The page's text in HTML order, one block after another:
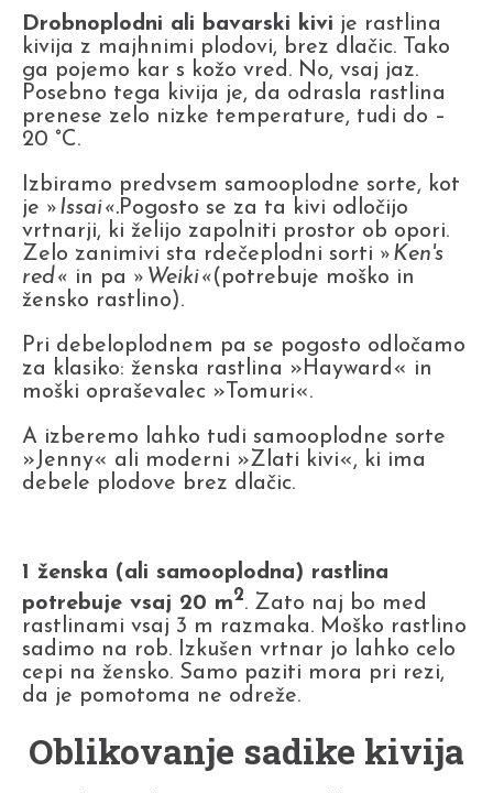
Drobnoplodni ali bavarski kivi je rastlina
kivija z majhnimi plodovi, brez dlačic. Tako
ga pojemo kar s kožo vred. No, vsaj jaz.
Posebno tega kivija je, da odrasla rastlina
prenese zelo nizke temperature, tudi do –
20 °C.
Izbiramo predvsem samooplodne sorte, kot
je »Issai«.Pogosto se za ta kivi odločijo
vrtnarji, ki želijo zapolniti prostor ob opori.
Zelo zanimivi sta rdečeplodni sorti »Ken's
red« in pa »Weiki«(potrebuje moško in
žensko rastlino).
Pri debeloplodnem pa se pogosto odločamo
za klasiko: ženska rastlina »Hayward« in
moški opraševalec »Tomuri«.
A izberemo lahko tudi samooplodne sorte
»Jenny« ali moderni »Zlati kivi«, ki ima
debele plodove brez dlačic.
1 ženska (ali samooplodna) rastlina
potrebuje vsaj 20 m2. Zato naj bo med
rastlinami vsaj 3 m razmaka. Moško rastlino
sadimo na rob. Izkušen vrtnar jo lahko celo
cepi na žensko. Samo paziti mora pri rezi,
da je pomotoma ne odreže.
Oblikovanje sadike kivija